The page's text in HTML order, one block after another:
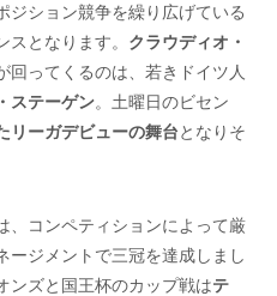
ジション競争を繰り広げている
となります。 クラウディオ・
回ってくるのは、若きドイツ人
ステーゲン。土曜日のビセン
リーガデビューの舞台となりそ
、コンペティションによって厳
ージメントで三冠を達成しまし
ンズと国王杯のカップ戦はテ